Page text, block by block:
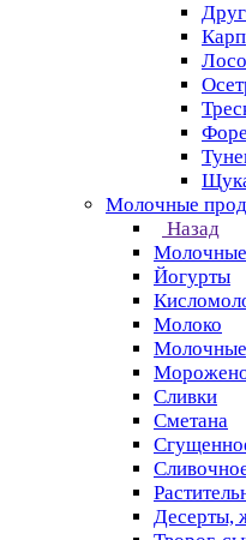
Карп
Молочные
Назад
Йогурты
Молоко
Сливки
Сметана
Десерты,